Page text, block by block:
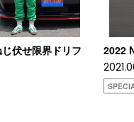
伏せ限界ドリフ
2022